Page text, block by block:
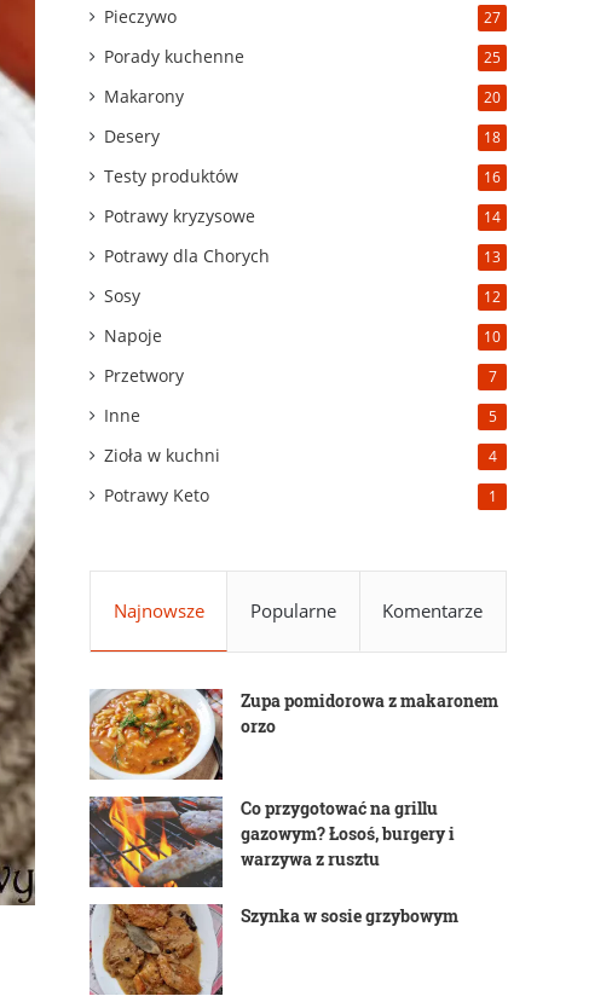
Pieczywo 27
Porady kuchenne 25
Makarony 20
Desery 18
Testy produktów 16
Potrawy kryzysowe 14
Potrawy dla Chorych 13
Sosy 12
Napoje 10
Przetwory 7
Inne 5
Zioła w kuchni 4
Potrawy Keto 1
Najnowsze Popularne Komentarze
Zupa pomidorowa z makaronem
orzo
Co przygotować na grillu
gazowym? Łosoś, burgery i
warzywa z rusztu
Szynka w sosie grzybowym